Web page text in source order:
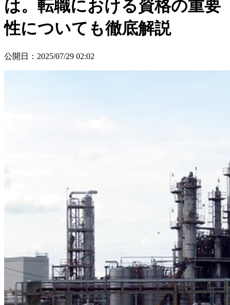
は。転職における資格の重要
性についても徹底解説
公開日 ： 2025/07/29 02:02